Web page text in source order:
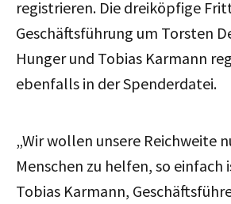
registrieren. Die dreiköpfige
Geschäftsführung um Torsten
Hunger und Tobias Karmann
ebenfalls in der Spenderdatei.
„Wir wollen unsere Reichweite
Menschen zu helfen, so einfach
Tobias Karmann,